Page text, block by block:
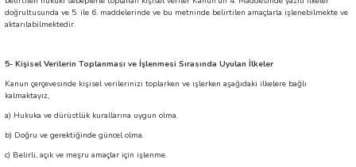
doğrultusunda ve 5. ile 6. maddelerinde ve bu metninde belirtilen amaçlarla işlenebilmekte ve
aktarılabilmektedir.
5- Kişisel Verilerin Toplanması ve İşlenmesi Sırasında Uyulan İlkeler
Kanun çerçevesinde kişisel verilerinizi toplarken ve işlerken aşağıdaki ilkelere bağlı
kalmaktayız,
a) Hukuka ve dürüstlük kurallarına uygun olma.
b) Doğru ve gerektiğinde güncel olma.
c) Belirli, açık ve meşru amaçlar için işlenme.